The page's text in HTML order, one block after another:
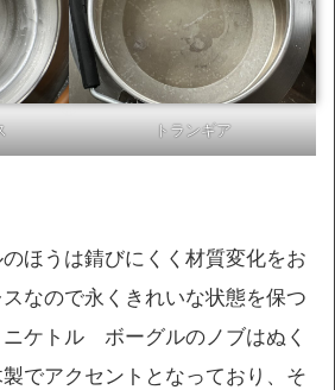
トランギア
ほうは錆びにくく材質変化をお
なので永くきれいな状態を保つ
ケトル ボーグルのノブはぬく
でアクセントとなっており、そ